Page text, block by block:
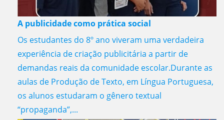
A publicidade como prática social
Os estudantes do 8º ano viveram uma verdadeira
experiência de criação publicitária a partir de
demandas reais da comunidade escolar.Durante as
aulas de Produção de Texto, em Língua Portuguesa,
os alunos estudaram o gênero textual
“propaganda”,...